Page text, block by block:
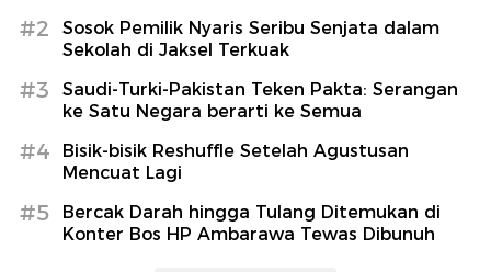
#2
Sosok Pemilik Nyaris Seribu Senjata dalam
Sekolah di Jaksel Terkuak
#3
Saudi-Turki-Pakistan Teken Pakta: Serangan
ke Satu Negara berarti ke Semua
#4
Bisik-bisik Reshuffle Setelah Agustusan
Mencuat Lagi
#5
Bercak Darah hingga Tulang Ditemukan di
Konter Bos HP Ambarawa Tewas Dibunuh